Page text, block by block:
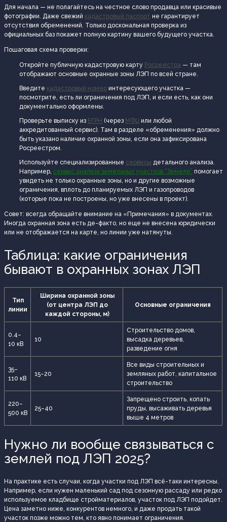
Для начала — не полагайтесь на честное слово продавца или красивые
фотографии. Даже свежий кадастровый паспорт не гарантирует
отсутствия обременений. Только доскональная проверка из
официальных баз покажет полную картину вашего будущего участка.
Пошаговая схема проверки:
Откройте публичную кадастровую карту Росреестра — там
отображают основные охранные зоны ЛЭП по всей стране.
Введите кадастровый номер интересующего участка —
посмотрите, есть ли ограничения под ЛЭП, и если есть, как они
документально оформлены.
Проверьте выписку из ЕГРН (через МФЦ или любой
аккредитованный сервис). Там в разделе «обременения» должно
быть указано наличие охранной зоны, если она зафиксирована
Росреестром.
Используйте специализированные сервисы детального анализа.
Например, сервис анализа земельных участков “Земеля” помогает
увидеть не только охранные зоны, но и другие возможные
ограничения, вплоть до планируемых ЛЭП и газопроводов
(которые пока не построены, но уже внесены в проект).
Совет: всегда обращайте внимание на «Примечания» в документах.
Иногда охранная зона есть де-факто, но еще не внесена юридически
или не отображается на карте, но линии уже натянуты.
Таблица: какие ограничения
бывают в охранных зонах ЛЭП
Тип
линии
Ширина охранной зоны
(от центра ЛЭП до
каждой стороны, м)
Основные ограничения
0.4–
10 кВ
10
Строительство домов,
высадка деревьев,
разведение огня
35–
110 кВ
15–20
Все виды строительных и
земляных работ, капитальное
строительство
220–
500 кВ
25–40
Запрещено строить, копать
пруды, высаживать деревья
выше 4 метров
Нужно ли вообще связываться с
землей под ЛЭП 2025?
На практике есть случаи, когда участки под ЛЭП всё-таки интересны.
Например, если нужен маленький сад под сезонную рассаду или редко
используемое кладбище стройматериалов, участок под ЛЭП подойдет.
Цена заметно ниже, конкурентов немного, и даже продать такой
участок позже можно тем, кто явно понимает ограничения.